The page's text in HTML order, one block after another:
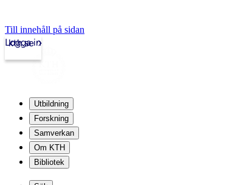
Till innehåll på sidan
kth.se
Logga in
Utbildning
Forskning
Samverkan
Om KTH
Bibliotek